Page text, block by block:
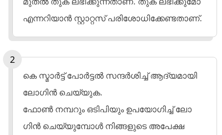
എന്നറിയാൻ സ്റ്റാറ്റസ് പരിശോധിക്കേണ്ടതാണ്.
കെ സ്മാർട്ട് പോർട്ടൽ സന്ദർശിച്ച് ആദ്യമായി
ലോഗിൻ ചെയ്യുക.
ഫോൺ നമ്പറും ഒടിപിയും ഉപയോ​ഗിച്ച് ലോ​
ഗിൻ ചെയ്യുമ്പോൾ നിങ്ങളുടെ അപേക്ഷ